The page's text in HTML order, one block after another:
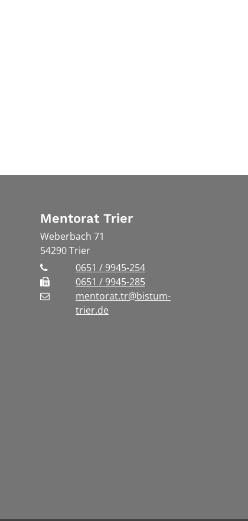
Mentorat Trier
Weberbach 71
54290Trier
0651 / 9945-254
0651 / 9945-285
mentorat.tr@bistum-
trier.de